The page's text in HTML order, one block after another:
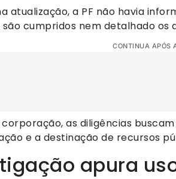
atualização, a PF não havia
cumpridos nem detalhado os
CONTINUA APÓS
corporação, as diligências
e a destinação de recursos
apura